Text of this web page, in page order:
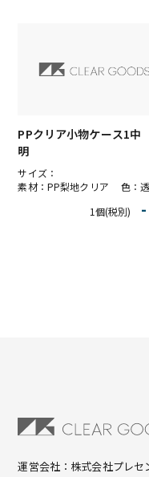
PPクリア小物ケース1
明
サイズ：
素材：PP梨地クリア 色：
1個(税別)
運営会社：株式会社プレセ